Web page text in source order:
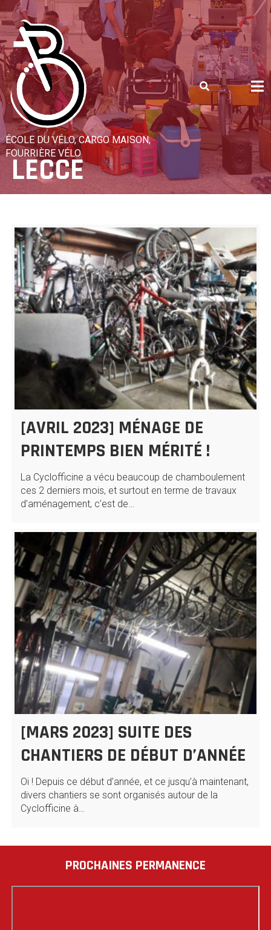
Skip
to
content
ÉCOLE DU VÉLO, CARGO MAISON,
FOURRIÈRE VÉLO
LECCE
[AVRIL 2023] MÉNAGE DE
PRINTEMPS BIEN MÉRITÉ !
La Cyclofficine a vécu beaucoup de chamboulement
ces 2 derniers mois, et surtout en terme de travaux
d’aménagement, c’est de…
[MARS 2023] SUITE DES
CHANTIERS DE DÉBUT D’ANNÉE
Oi ! Depuis ce début d’année, et ce jusqu’à maintenant,
divers chantiers se sont organisés autour de la
Cyclofficine à…
PROCHAINES PERMANENCE